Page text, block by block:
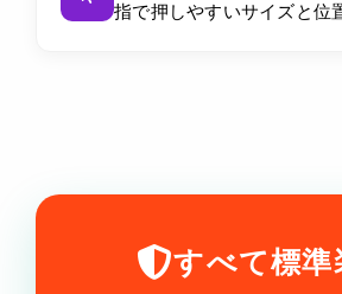
指で押しやすいサイズと位
すべて標準